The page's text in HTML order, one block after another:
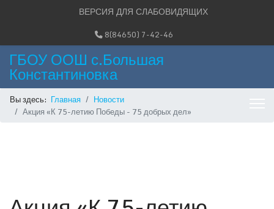
ВЕРСИЯ ДЛЯ СЛАБОВИДЯЩИХ
8(84650) 7-42-46
ГБОУ ООШ с.Большая
Константиновка
Вы здесь: Главная
Новости
Акция «К 75-летию Победы - 75 добрых дел»